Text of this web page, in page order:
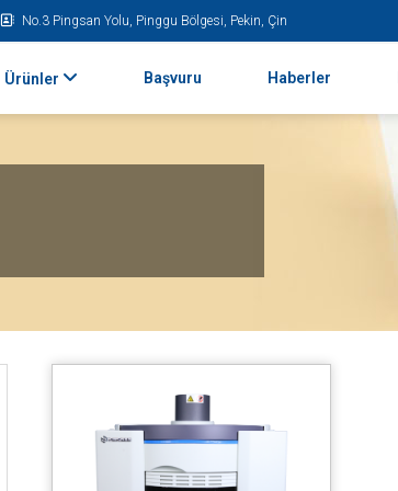
No.3 Pingsan Yolu, Pinggu Bölgesi, Pekin, Çin
Ürünler Başvuru Haberler